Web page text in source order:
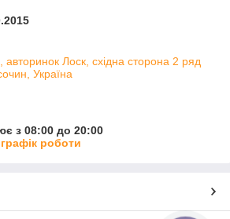
Лоск, східна сторона 2 ряд
Україна
з 08:00 до 20:00
роботи